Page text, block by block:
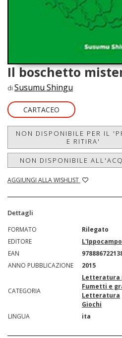
Il boschetto
di Susumu Shingu
CARTACEO
NON DISPONIBILE PER IL
E RITIRA'
NON DISPONIBILE
AGGIUNGI ALLA WISHLIST
Dettagli
FORMATO
Rilegato
EDITORE
EAN
ANNO PUBBLICAZIONE
2015
CATEGORIA
Letteratura
Fumetti e
Letteratura
Giochi
LINGUA
ita